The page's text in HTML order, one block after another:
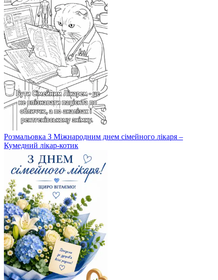
Розмальовка З Міжнародним днем сімейного лікаря –
Кумедний лікар-котик